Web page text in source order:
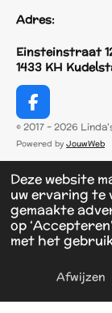
Deze website
uw ervaring te
gemaakte
op
met het
Afwijzen
Adres:
Einsteinstraat
1433 KH
F
a
c
o
o
k
© 2017 - 2026
Powered by JouwWeb
E-mailadres